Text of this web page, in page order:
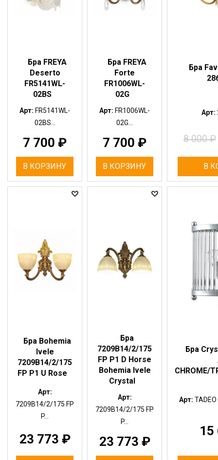
Бра FREYA
Deserto
FR5141WL-
02BS
Арт: FR5141WL-
02BS...
7 700 ₽
В КОРЗИНУ
Бра FREYA
Forte
FR1006WL-
02G
Арт: FR1006WL-
02G...
7 700 ₽
В КОРЗИНУ
Бра
Арт:
8 000₽
В
Бра Bohemia
Ivele
7209B14/2/175
FP P1 U Rose
Арт:
7209B14/2/175 FP
P...
23 773 ₽
Бра
7209B14/2/175
FP P1 D Horse
Bohemia Ivele
Crystal
Арт:
7209B14/2/175 FP
P...
23 773 ₽
Бра
CHROME/
Арт: